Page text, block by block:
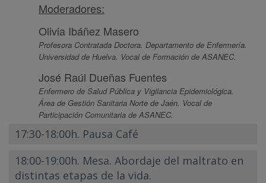
Moderadores:
Olivia Ibáñez Masero
Profesora Contratada Doctora. Departamento de Enfermería.
Universidad de Huelva. Vocal de Formación de ASANEC.
José Raúl Dueñas Fuentes
Enfermero de Salud Pública y Vigilancia Epidemiológica.
Área de Gestión Sanitaria Norte de Jaén. Vocal de
Participación Comunitaria de ASANEC.
17:30-18:00h. Pausa Café
18:00-19:00h. Mesa. Abordaje del maltrato en
distintas etapas de la vida.